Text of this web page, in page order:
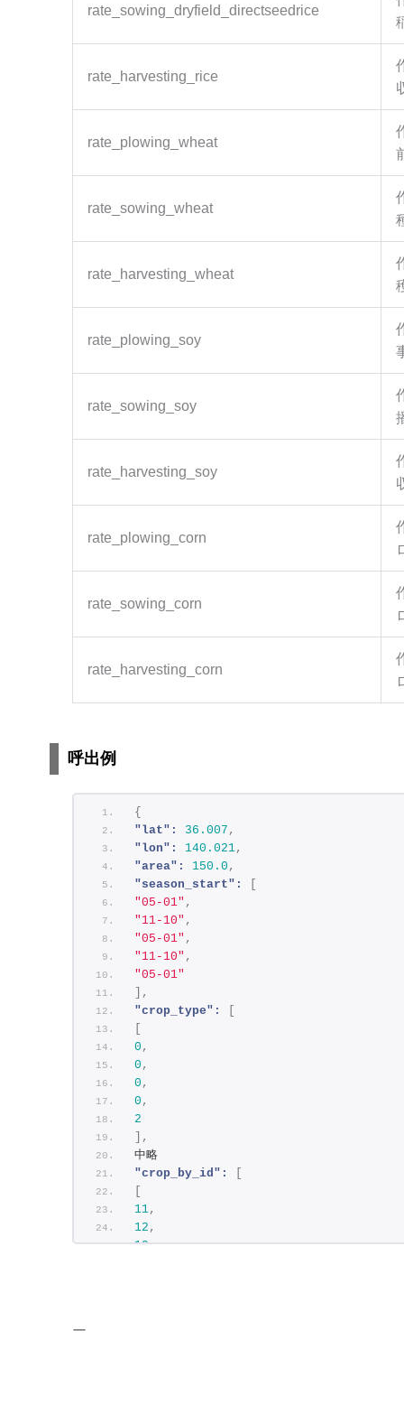
rate_sowing_dryfield_directseedrice
rate_harvesting_rice
rate_plowing_wheat
rate_sowing_wheat
rate_harvesting_wheat
rate_plowing_soy
rate_sowing_soy
rate_harvesting_soy
rate_plowing_corn
rate_sowing_corn
rate_harvesting_corn
呼出例
{
"lat":
36.007 ,
"lon":
140.021,
"area":
150.0 ,
"season_start":
"05-01" ,
"11-10" ,
"05-01" ,
"11-10" ,
"05-01"
,
"crop_type":
0 ,
0 ,
0 ,
0 ,
2
,
中略
"crop_by_id":
11,
12 ,
19,
ー